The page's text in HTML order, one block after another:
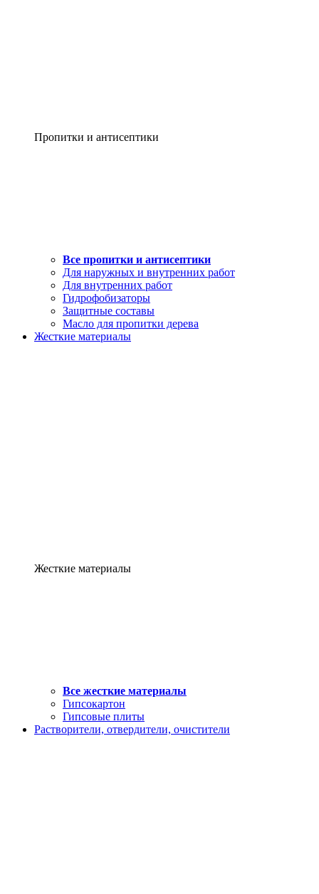
Пропитки и антисептики
Все пропитки и антисептики
Для наружных и внутренних работ
Для внутренних работ
Гидрофобизаторы
Защитные составы
Масло для пропитки дерева
Жесткие материалы
Жесткие материалы
Все жесткие материалы
Гипсокартон
Гипсовые плиты
Растворители, отвердители, очистители